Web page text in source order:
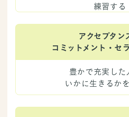
練習する
アクセプタン
コミットメント・セ
豊かで充実した
いかに生きるか